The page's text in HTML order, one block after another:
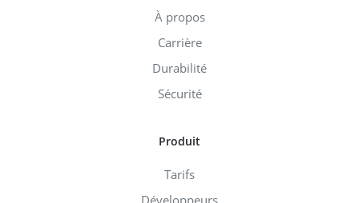
À propos
Carrière
Durabilité
Sécurité
Produit
Tarifs
Développeurs